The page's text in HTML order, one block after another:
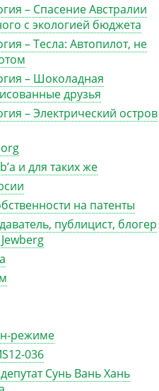
– Спасение Австралии
с экологией бюджета
– Тесла: Автопилот, не
– Шоколадная
друзья
– Электрический остров
и для таких же
на патенты
публицист, блогер
режиме
036
Сунь Вань Хань